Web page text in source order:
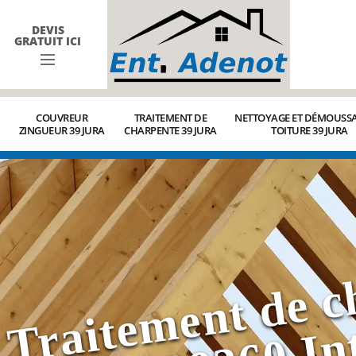
DEVIS
GRATUIT ICI
COUVREUR
ZINGUEUR 39 JURA
TRAITEMENT DE
CHARPENTE 39 JURA
NETTOYAGE ET
TOITURE 39 JURA